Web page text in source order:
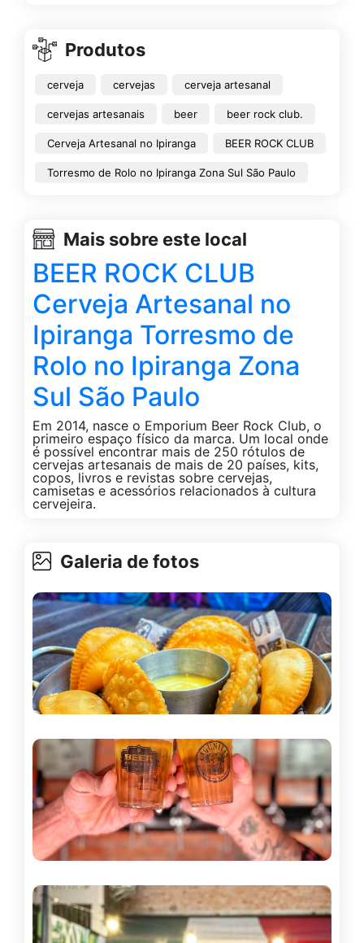
Produtos
cerveja cervejas cerveja artesanal
cervejas artesanais beer beer rock club.
Cerveja Artesanal no Ipiranga BEER ROCK CLUB
Torresmo de Rolo no Ipiranga Zona Sul São Paulo
Mais sobre este local
BEER ROCK CLUB
Cerveja Artesanal no
Ipiranga Torresmo de
Rolo no Ipiranga Zona
Sul São Paulo
Em 2014, nasce o Emporium Beer Rock Club, o
primeiro espaço físico da marca. Um local onde
é possível encontrar mais de 250 rótulos de
cervejas artesanais de mais de 20 países, kits,
copos, livros e revistas sobre cervejas,
camisetas e acessórios relacionados à cultura
cervejeira.
Galeria de fotos